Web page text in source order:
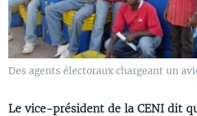
Des agents électoraux chargeant un
Le vice-président de la CENI dit